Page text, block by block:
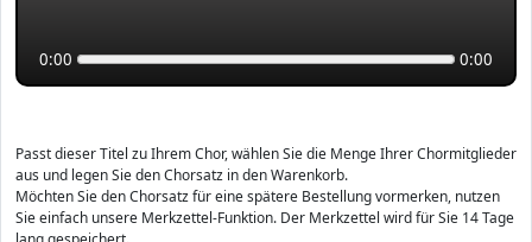
0:00 0:00
Passt dieser Titel zu Ihrem Chor, wählen Sie die Menge Ihrer Chormitglieder
aus und legen Sie den Chorsatz in den Warenkorb.
Möchten Sie den Chorsatz für eine spätere Bestellung vormerken, nutzen
Sie einfach unsere Merkzettel-Funktion. Der Merkzettel wird für Sie 14 Tage